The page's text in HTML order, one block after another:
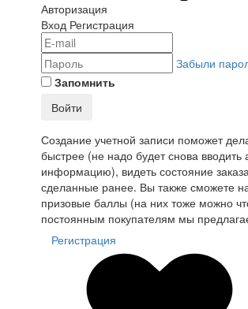
Авторизация
Вход Регистрация
Забыли
Запомнить
Войти
Создание учетной записи поможет
быстрее (не надо будет снова вводить
информацию), видеть состояние
сделанные ранее. Вы также сможете
призовые баллы (на них тоже можно
постоянным покупателям мы
Регистрация